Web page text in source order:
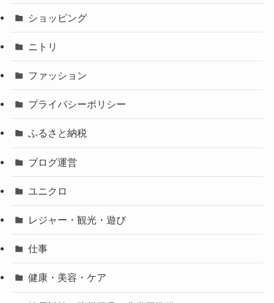
ショッピング
ニトリ
ファッション
プライバシーポリシー
ふるさと納税
ブログ運営
ユニクロ
レジャー・観光・遊び
仕事
健康・美容・ケア